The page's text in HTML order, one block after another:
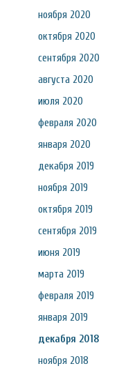
ноября 2020
октября 2020
сентября 2020
августа 2020
июля 2020
февраля 2020
января 2020
декабря 2019
ноября 2019
октября 2019
сентября 2019
июня 2019
марта 2019
февраля 2019
января 2019
декабря 2018
ноября 2018